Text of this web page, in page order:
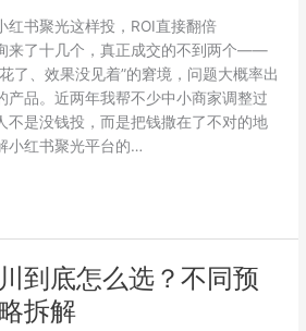
红书聚光这样投，ROI直接翻倍
来了十几个，真正成交的不到两个——
了、效果没见着”的窘境，问题大概率出
产品。近两年我帮不少中小商家调整过
不是没钱投，而是把钱撒在了不对的地
小红书聚光平台的…
到底怎么选？不同预
拆解